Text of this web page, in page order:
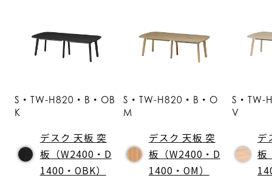
S・TW-H820・B・OB
K
デスク 天板 突
板（W2400・D
1400・OBK）
S・TW-H820・B・O
M
デスク 天板 突
板（W2400・D
1400・OM）
S・TW-
V
デ
板